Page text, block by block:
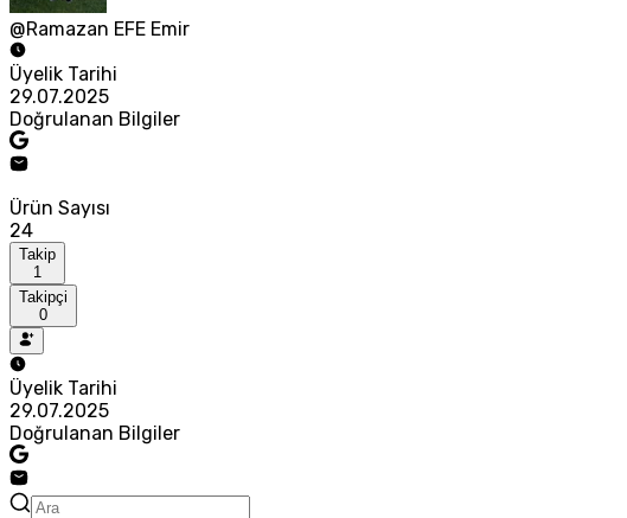
@Ramazan EFE Emir
Üyelik Tarihi
29.07.2025
Doğrulanan Bilgiler
Ürün Sayısı
24
Takip
1
Takipçi
0
Üyelik Tarihi
29.07.2025
Doğrulanan Bilgiler